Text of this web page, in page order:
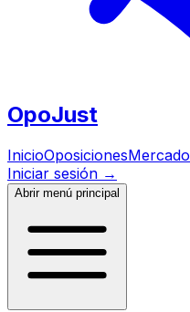
OpoJust
InicioOposicionesMercado
Iniciar sesión →
Abrir menú principal